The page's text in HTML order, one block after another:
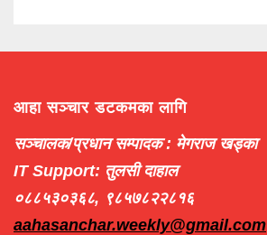
आहा सञ्चार डटकमका लागि
सञ्चालक/प्रधान सम्पादक : मेगराज खड्का
IT Support: तुलसी दाहाल
०८८५३०३६८, ९८५७८२२८१६
aahasanchar.weekly@gmail.com